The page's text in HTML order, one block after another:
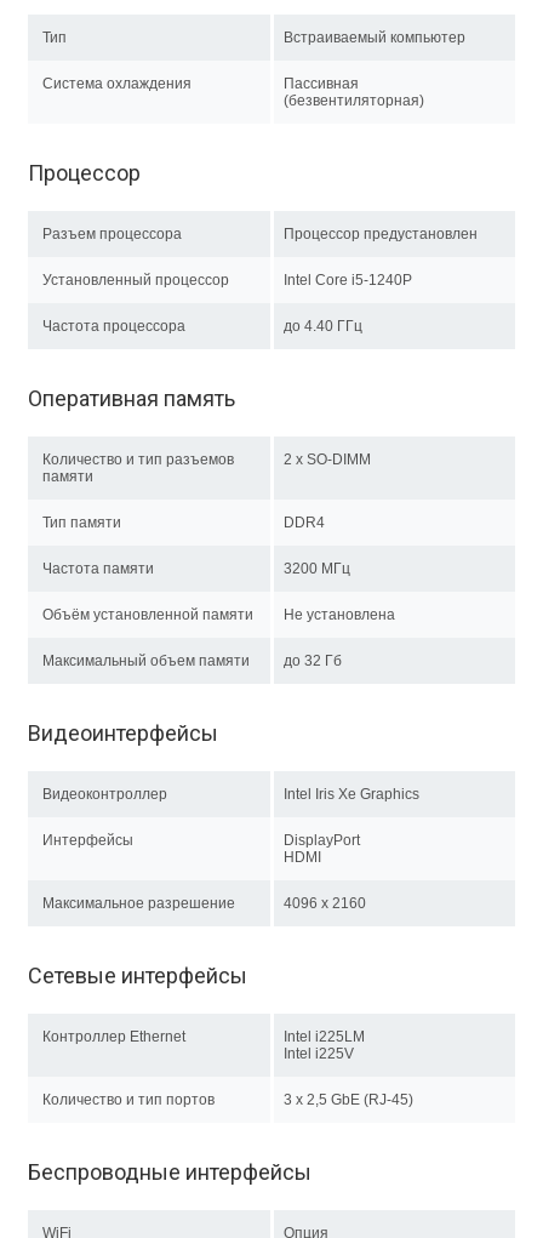
Тип Встраиваемый компьютер
Система охлаждения
Пассивная
(безвентиляторная)
Процессор
Разъем процессора Процессор предустановлен
Установленный процессор Intel Core i5-1240P
Частота процессора до 4.40 ГГц
Оперативная память
Количество и тип разъемов
памяти
2 x SO-DIMM
Тип памяти DDR4
Частота памяти 3200 МГц
Объём установленной памяти Не установлена
Максимальный объем памяти до 32 Гб
Видеоинтерфейсы
Видеоконтроллер Intel Iris Xe Graphics
Интерфейсы
DisplayPort
HDMI
Максимальное разрешение 4096 x 2160
Сетевые интерфейсы
Контроллер Ethernet
Intel i225LM
Intel i225V
Количество и тип портов 3 x 2,5 GbE (RJ-45)
Беспроводные интерфейсы
WiFi Опция